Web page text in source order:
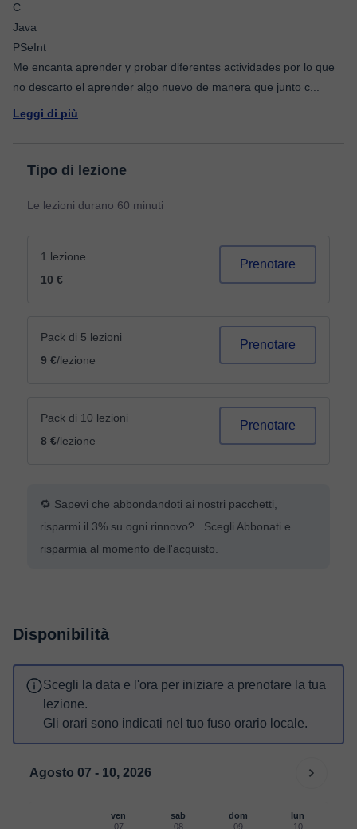
C
Java
PSeInt
Me encanta aprender y probar diferentes actividades por lo que
no descarto el aprender algo nuevo de manera que junto c
Leggi di più
Tipo di lezione
Le lezioni durano 60 minuti
1 lezione
10 €
Prenotare
Pack di 5 lezioni
9 €/lezione
Prenotare
Pack di 10 lezioni
8 €/lezione
Prenotare
🔁 Sapevi che abbondandoti ai nostri pacchetti,
risparmi il 3% su ogni rinnovo? Scegli Abbonati e
risparmia al momento dell'acquisto.
Disponibilità
Scegli la data e l'ora per iniziare a prenotare la tua
lezione.
Gli orari sono indicati nel tuo fuso orario locale.
Agosto 07 - 10, 2026
ven
07
sab
08
dom
09
lun
10